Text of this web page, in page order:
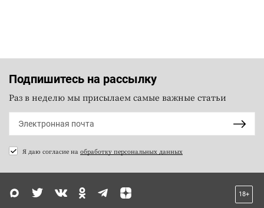
Подпишитесь на рассылку
Раз в неделю мы присылаем самые важные статьи
Я даю согласие на обработку персональных данных
18+